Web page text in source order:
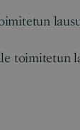
toimitetun